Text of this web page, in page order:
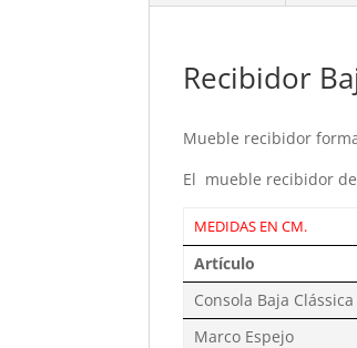
Recibidor
Mueble recibidor
El mueble recibidor
MEDIDAS EN CM.
Artículo
Consola Baja
Marco Espejo